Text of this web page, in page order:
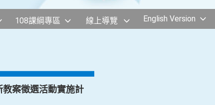
108課綱專區 線上導覽 English Version
教案徵選活動實施計